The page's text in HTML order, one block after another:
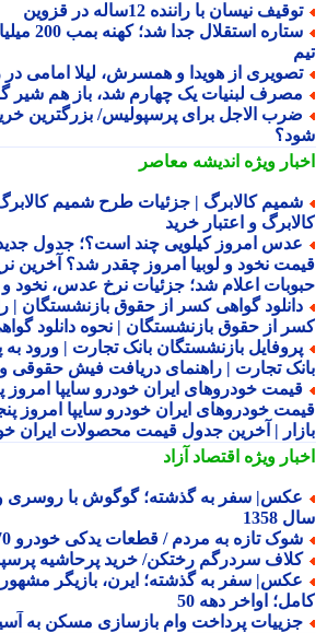
نیسان با راننده 12ساله در قزوین
ستاره استقلال
از هویدا و همسرش، لیلا امامی در
لبنیات یک چهارم شد، باز هم شیر
الاجل برای پرسپولیس/ بزرگترین خرید
ویژهاندیشه معاصر
کالابرگ | جزئیات طرح شمیم کالابرگ |
و اعتبار خرید
امروز کیلویی چند است؟؛ جدول جدید
نخود و لوبیا امروز چقدر شد؟ آخرین نرخ
اعلام شد؛ جزئیات نرخ عدس، نخود و
گواهی کسر از حقوق بازنشستگان |
از حقوق بازنشستگان | نحوه دانلود گواهی
بازنشستگان بانک تجارت | ورود به
تجارت | راهنمای دریافت فیش حقوقی و
| آخرین جدول قیمت محصولات ایران خودرو
ویژهاقتصاد آزاد
سفر به گذشته؛ گوگوش با روسری و یک
1358
تازه به مردم / قطعات یدکی خودرو 70 تا 80 درصد گران شد
سردرگم رختکن/ خرید پرحاشیه
سفر به گذشته؛ ایرن، بازیگر مشهور
اواخر دهه 50
پرداخت وام بازسازی مسکن به آسیب